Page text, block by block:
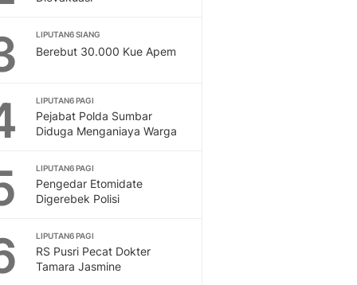
LIPUTAN6 SIANG
Berebut 30.000 Kue Apem
LIPUTAN6 PAGI
Pejabat Polda Sumbar
Diduga Menganiaya Warga
LIPUTAN6 PAGI
Pengedar Etomidate
Digerebek Polisi
LIPUTAN6 PAGI
RS Pusri Pecat Dokter
Tamara Jasmine